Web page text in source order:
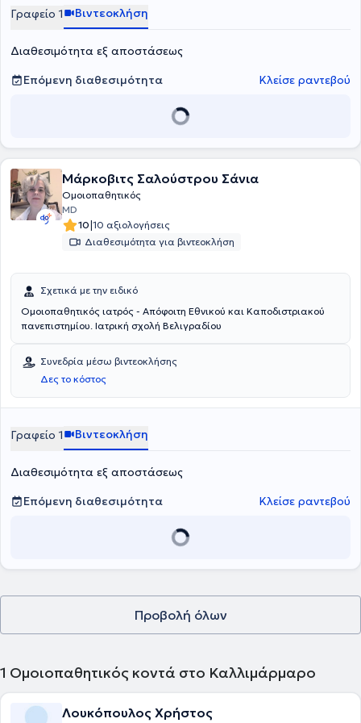
Γραφείο 1 Βιντεοκλήση
Διαθεσιμότητα εξ αποστάσεως
Επόμενη διαθεσιμότητα
Κλείσε ραντεβού
Μάρκοβιτς Σαλούστρου Σάνια
Ομοιοπαθητικός
MD
10|10 αξιολογήσεις
Διαθεσιμότητα για βιντεοκλήση
Σχετικά με την ειδικό
Ομοιοπαθητικός ιατρός - Απόφοιτη Εθνικού και Καποδιστριακού
πανεπιστημίου. Ιατρική σχολή Βελιγραδίου
Συνεδρία μέσω βιντεοκλήσης
Δες το κόστος
Γραφείο 1 Βιντεοκλήση
Διαθεσιμότητα εξ αποστάσεως
Επόμενη διαθεσιμότητα
Κλείσε ραντεβού
Προβολή όλων
1 Ομοιοπαθητικός κοντά στο Καλλιμάρμαρο
Λουκόπουλος Χρήστος